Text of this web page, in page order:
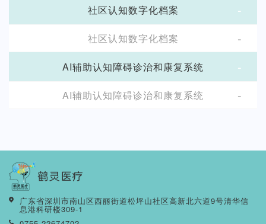
社区认知数字化档案 -
社区认知数字化档案 -
AI辅助认知障碍诊治和康复系统 -
AI辅助认知障碍诊治和康复系统 -
广东省深圳市南山区西丽街道松坪山社区高新北六道9号清华信
息港科研楼309-1